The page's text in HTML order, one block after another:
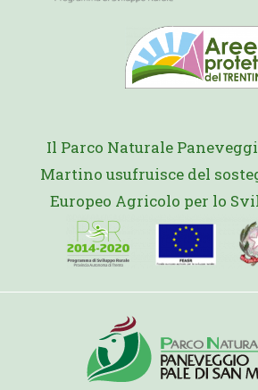
Il Parco Naturale
Martino usufruisce del
Europeo Agricolo per lo